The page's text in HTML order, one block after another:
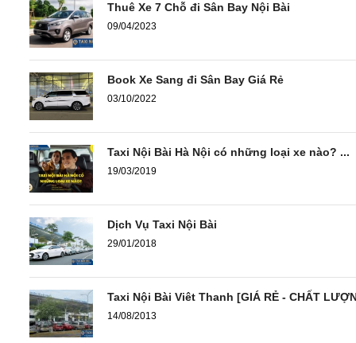
Thuê Xe 7 Chỗ đi Sân Bay Nội Bài
09/04/2023
Book Xe Sang đi Sân Bay Giá Rẻ
03/10/2022
Taxi Nội Bài Hà Nội có những loại xe nào? ...
19/03/2019
Dịch Vụ Taxi Nội Bài
29/01/2018
Taxi Nội Bài Viêt Thanh [GIÁ RẺ - CHẤT
14/08/2013